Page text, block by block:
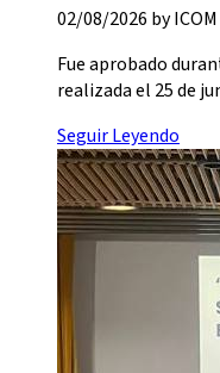
02/08/2026 by
Fue aprobado
realizada el 25 de
Seguir Leyendo